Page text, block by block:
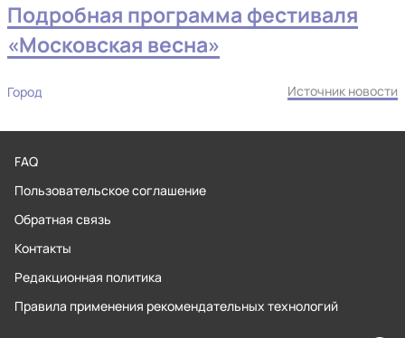
Подробная программа фестиваля
«Московская весна»
Город Источник новости
FAQ
Пользовательское соглашение
Обратная связь
Контакты
Редакционная политика
Правила применения рекомендательных технологий